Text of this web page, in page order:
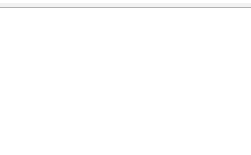
片, 看这些照片, 笑喷.....。